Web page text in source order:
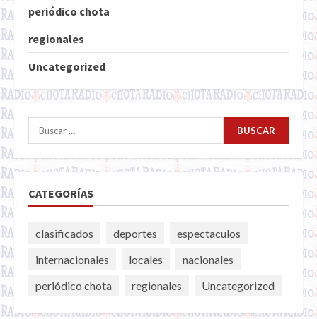
periódico chota
regionales
Uncategorized
Buscar:
CATEGORÍAS
clasificados deportes
espectaculos
internacionales
locales
nacionales
periódico chota
regionales Uncategorized